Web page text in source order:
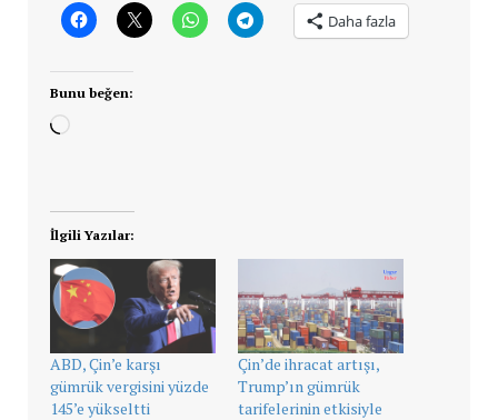
Daha fazla
Bunu beğen:
Yükleniyor...
İlgili Yazılar:
ABD, Çin’e karşı
gümrük vergisini yüzde
145’e yükseltti
Çin’de ihracat artışı,
Trump’ın gümrük
tarifelerinin etkisiyle